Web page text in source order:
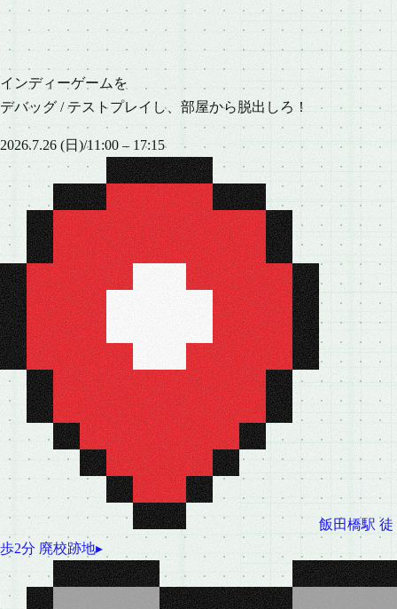
インディーゲームを
デバッグ / テストプレイ し、 部屋から脱出しろ！
2026.7.26 (日)/11:00 – 17:15
飯田橋駅 徒
歩2分 廃校跡地▸